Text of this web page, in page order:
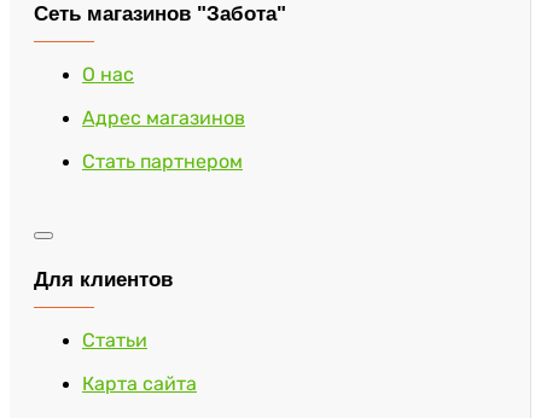
Сеть магазинов "Забота"
О нас
Адрес магазинов
Стать партнером
Для клиентов
Статьи
Карта сайта